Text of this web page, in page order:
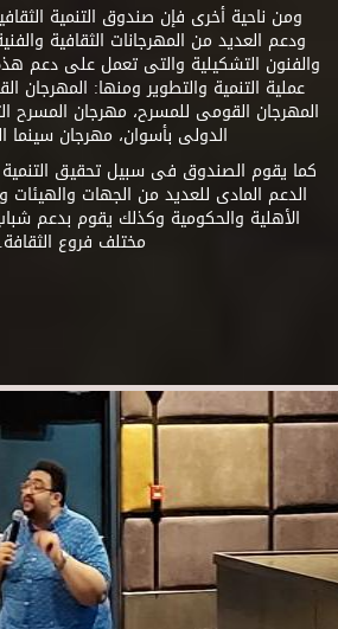
ومن ناحية أخرى فإن صندوق التنمية
ودعم العديد من المهرجانات الثقافية
والفنون التشكيلية والتى تعمل على دعم
عملية التنمية والتطوير ومنها: المهرجان
المهرجان القومى للمسرح، مهرجان المسرح
الدولى بأسوان، مهرجان سينما
كما يقوم الصندوق فى سبيل تحقيق التنمية
الدعم المادى للعديد من الجهات والهيئات
الأهلية والحكومية وكذلك يقوم بدعم
مختلف فروع الثقافة.